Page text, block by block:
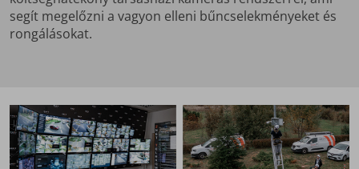
segít megelőzni a vagyon elleni bűncselekményeket és
rongálásokat.